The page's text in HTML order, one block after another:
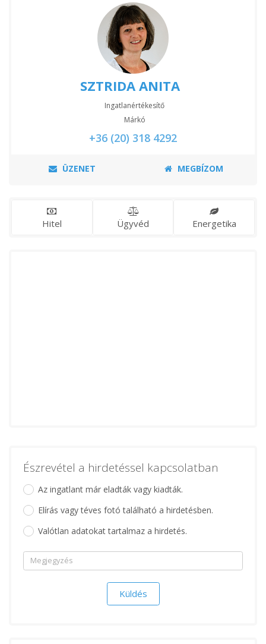
SZTRIDA ANITA
Ingatlanértékesítő
Márkó
+36 (20) 318 4292
ÜZENET MEGBÍZOM
Hitel Ügyvéd Energetika
Észrevétel a hirdetéssel kapcsolatban
Az ingatlant már eladták vagy kiadták.
Elírás vagy téves fotó található a hirdetésben.
Valótlan adatokat tartalmaz a hirdetés.